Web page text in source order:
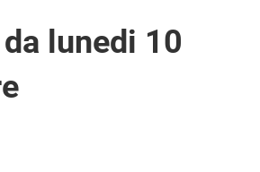
lunedi 10